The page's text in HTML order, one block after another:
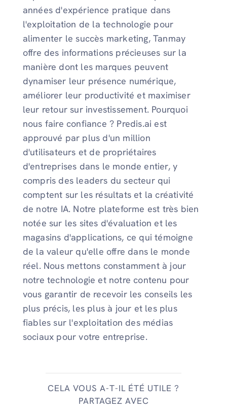
années d'expérience pratique dans
l'exploitation de la technologie pour
alimenter le succès marketing, Tanmay
offre des informations précieuses sur la
manière dont les marques peuvent
dynamiser leur présence numérique,
améliorer leur productivité et maximiser
leur retour sur investissement. Pourquoi
nous faire confiance ? Predis.ai est
approuvé par plus d'un million
d'utilisateurs et de propriétaires
d'entreprises dans le monde entier, y
compris des leaders du secteur qui
comptent sur les résultats et la créativité
de notre IA. Notre plateforme est très bien
notée sur les sites d'évaluation et les
magasins d'applications, ce qui témoigne
de la valeur qu'elle offre dans le monde
réel. Nous mettons constamment à jour
notre technologie et notre contenu pour
vous garantir de recevoir les conseils les
plus précis, les plus à jour et les plus
fiables sur l'exploitation des médias
sociaux pour votre entreprise.
CELA VOUS A-T-IL ÉTÉ UTILE ?
PARTAGEZ AVEC